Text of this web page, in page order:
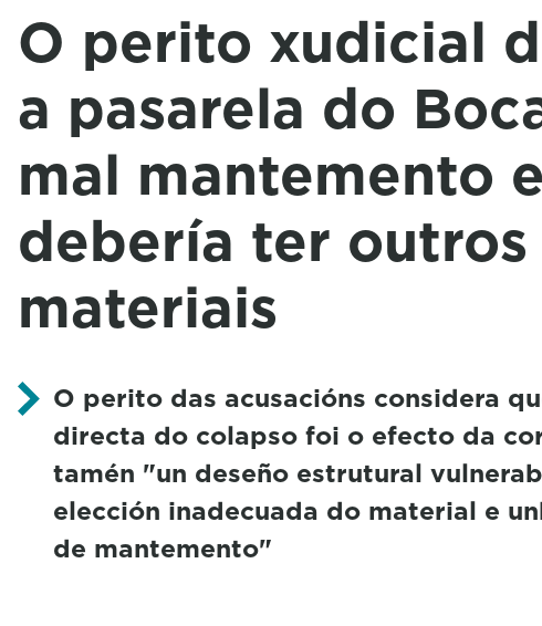
O perito xudicial
a pasarela do
mal mantemento e
debería ter outros
materiais
O perito das acusacións considera
directa do colapso foi o efecto da
tamén "un deseño estrutural
elección inadecuada do material e
de mantemento"